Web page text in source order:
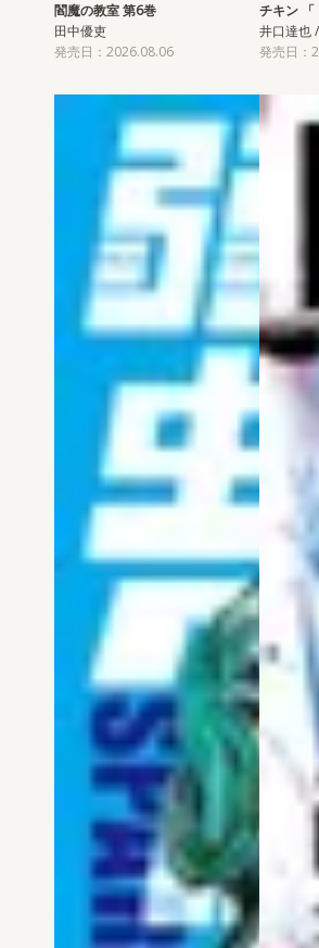
閻魔の教室 第6巻
田中優吏
発売日：2026.08.06
チキン
井口達也
発売日：